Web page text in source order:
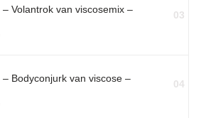
– Volantrok van viscosemix –
03
– Bodyconjurk van viscose –
04